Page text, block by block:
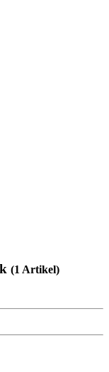
(1 Artikel)